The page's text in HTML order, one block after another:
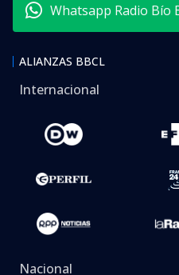
Whatsapp Radio Bío
ALIANZAS BBCL
Internacional
Nacional